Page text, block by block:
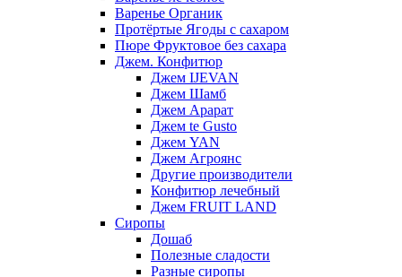
Варенье Органик
Протёртые Ягоды с сахаром
Пюре Фруктовое без сахара
Джем. Конфитюр
Джем IJEVAN
Джем Шамб
Джем Арарат
Джем te Gusto
Джем YAN
Джем Агроянс
Другие производители
Конфитюр лечебный
Джем FRUIT LAND
Сиропы
Дошаб
Полезные сладости
Разные сиропы